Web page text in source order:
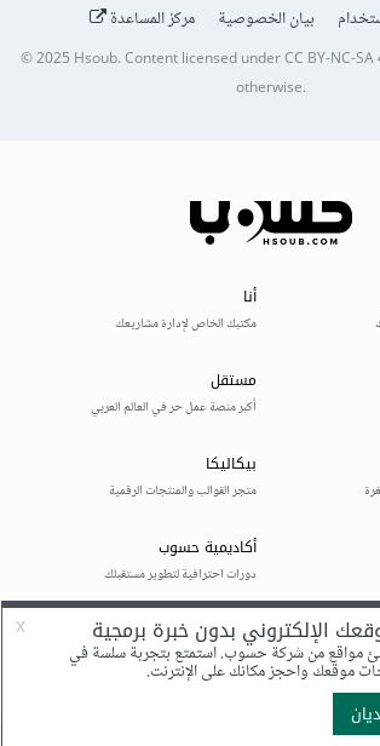
بيان الخصوصية مركز المساعدة
© 2025Hsoub.Content licensed underCC BY-NC-
otherwise.